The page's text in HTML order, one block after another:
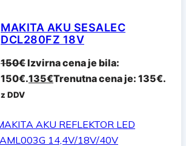
MAKITA AKU SESALEC
DCL280FZ 18V
150€Izvirna cena je bila:
150€.135€Trenutna cena je: 135€.
z DDV